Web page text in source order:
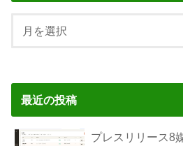
最近の投稿
プレスリリース8